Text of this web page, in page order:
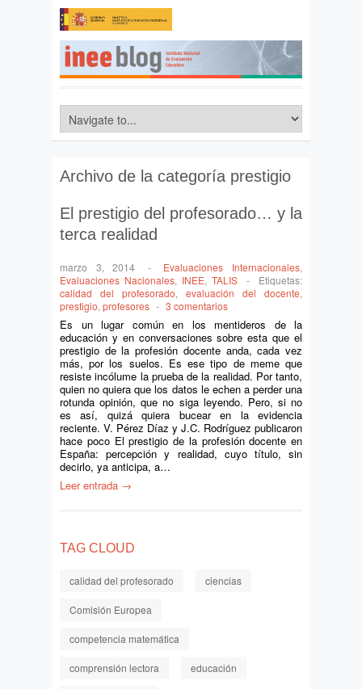
Archivo de la categoría prestigio
El prestigio del profesorado… y la
terca realidad
marzo 3, 2014 - Evaluaciones Internacionales,
Evaluaciones Nacionales, INEE, TALIS -
Etiquetas:
calidad del profesorado, evaluación del docente,
prestigio, profesores - 3 comentarios
Es un lugar común en los mentideros de la
educación y en conversaciones sobre esta que el
prestigio de la profesión docente anda, cada vez
más, por los suelos. Es ese tipo de meme que
resiste incólume la prueba de la realidad. Por tanto,
quien no quiera que los datos le echen a perder una
rotunda opinión, que no siga leyendo. Pero, si no
es así, quizá quiera bucear en la evidencia
reciente. V. Pérez Díaz y J.C. Rodríguez publicaron
hace poco El prestigio de la profesión docente en
España: percepción y realidad, cuyo título, sin
decirlo, ya anticipa, a…
Leer entrada →
TAG CLOUD
calidad del profesorado ciencias
Comisión Europea
competencia matemática
comprensión lectora educación